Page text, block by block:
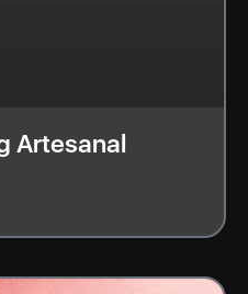
Artesanal